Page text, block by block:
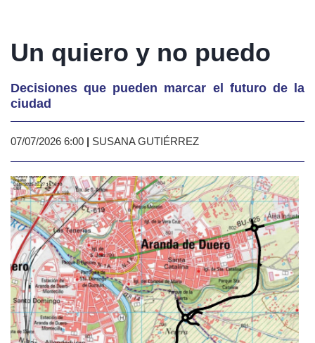
Un quiero y no puedo
Decisiones que pueden marcar el futuro de la
ciudad
07/07/2026 6:00 | SUSANA GUTIÉRREZ